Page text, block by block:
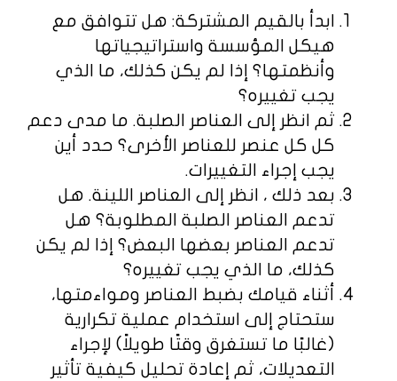
ابدأ بالقيم المشتركة: هل تتوافق مع
هيكل المؤسسة واستراتيجياتها
وأنظمتها؟ إذا لم يكن كذلك، ما الذي
يجب تغييره؟
ثم انظر إلى العناصر الصلبة. ما مدى دعم
كل كل عنصر للعناصر الأخرى؟ حدد أين
يجب إجراء التغييرات.
بعد ذلك ، انظر إلى العناصر اللينة. هل
تدعم العناصر الصلبة المطلوبة؟ هل
تدعم العناصر بعضها البعض؟ إذا لم يكن
كذلك، ما الذي يجب تغييره؟
أثناء قيامك بضبط العناصر ومواءمتها،
ستحتاج إلى استخدام عملية تكرارية
(غالبًا ما تستغرق وقتًا طويلاً) لإجراء
التعديلات، ثم إعادة تحليل كيفية تأثير